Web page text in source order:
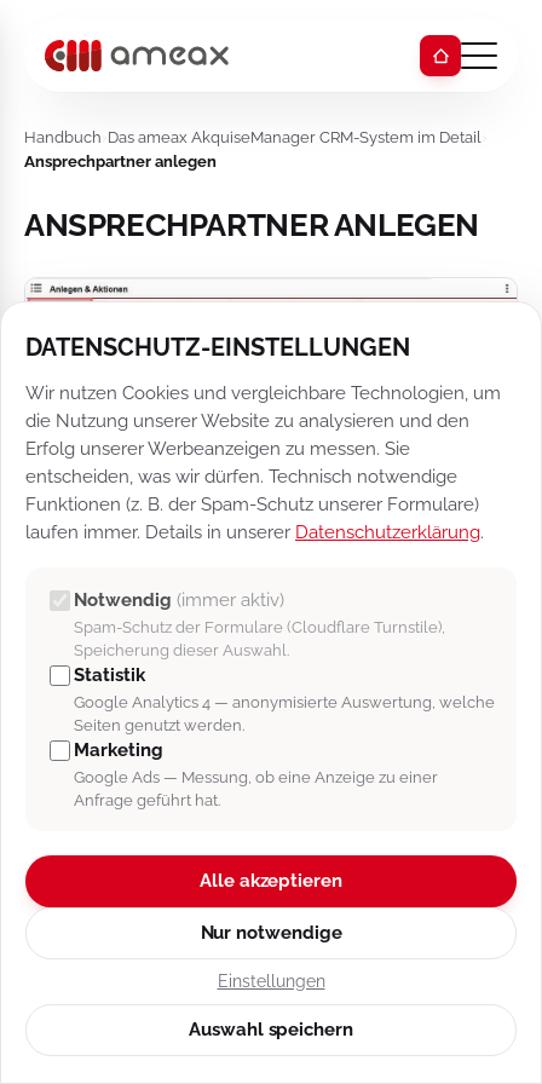
Handbuch ›Das ameax AkquiseManager CRM-System im Detail ›
Ansprechpartner anlegen
ANSPRECHPARTNER ANLEGEN
neuen Ansprechpartner anlegen.
Im Kundendatensatz im rechten Bereich „
Aktionen“ gibt es die Schaltfläche „Ansprechpartner“.
Hier können Sie neue Ansprechpartner für den Kunden
anlegen, in dessen Datensatz Sie sich befinden. Nach
einem Klick auf das Icon öffnet sich die Anlagemaske.
Wie Sie einen Ansprechpartner anlegen finden Sie im
DATENSCHUTZ-EINSTELLUNGEN
Wir nutzen Cookies und vergleichbare Technologien, um
die Nutzung unserer Website zu analysieren und den
Erfolg unserer Werbeanzeigen zu messen. Sie
entscheiden, was wir dürfen. Technisch notwendige
Funktionen (z. B. der Spam-Schutz unserer Formulare)
laufen immer. Details in unserer Datenschutzerklärung.
Notwendig (immer aktiv)
Spam-Schutz der Formulare (Cloudflare Turnstile),
Speicherung dieser Auswahl.
Statistik
Google Analytics 4 — anonymisierte Auswertung, welche
Seiten genutzt werden.
Marketing
Google Ads — Messung, ob eine Anzeige zu einer
Anfrage geführt hat.
Alle akzeptieren
Nur notwendige
Einstellungen
Auswahl speichern